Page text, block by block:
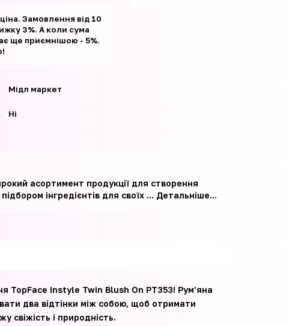
Замовлення від 10
3%. А коли сума
ще приємнішою - 5%.
Мідл маркет
Ні
асортимент продукції для створення
інгредієнтів для своїх ... Детальніше...
TopFace Instyle Twin Blush On PT353! Рум'яна
два відтінки між собою, щоб отримати
свіжість і природність.